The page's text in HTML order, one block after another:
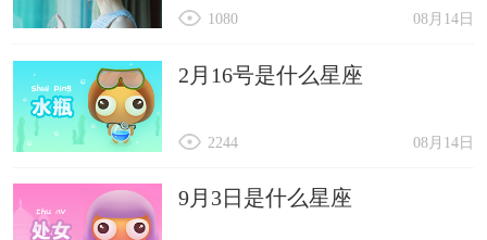
08月14日
1080
2月16号是什么星座
08月14日
2244
9月3日是什么星座